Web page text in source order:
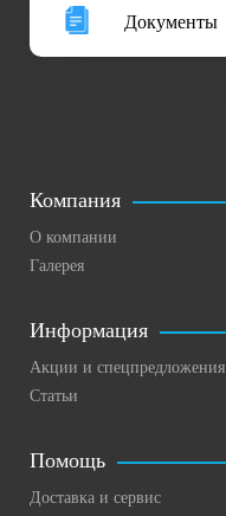
Документы
Компания
О компании
Галерея
Информация
Акции и спецпредложения
Статьи
Помощь
Доставка и сервис